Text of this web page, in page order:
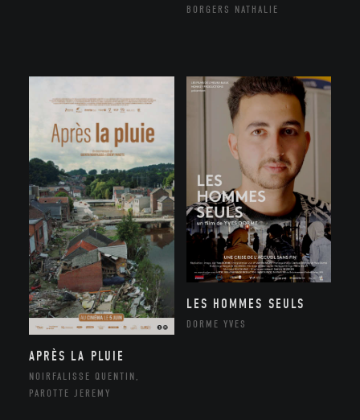
BORGERS NATHALIE
APRÈS LA PLUIE
NOIRFALISSE QUENTIN,
PAROTTE JEREMY
LES HOMMES SEULS
DORME YVES